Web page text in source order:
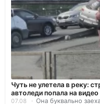
Чуть не улетела в реку:
автоледи попала на видео
07.08 Она буквально